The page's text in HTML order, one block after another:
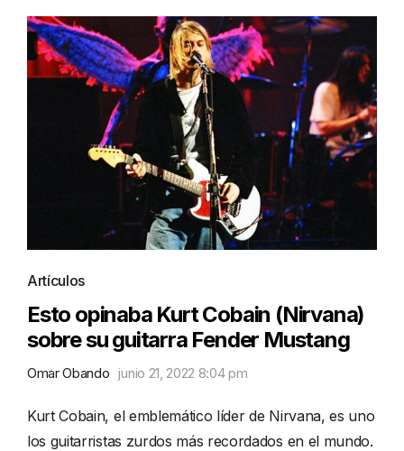
Artículos
Esto opinaba Kurt Cobain (Nirvana)
sobre su guitarra Fender Mustang
Omar Obando junio 21, 2022 8:04 pm
Kurt Cobain, el emblemático líder de Nirvana, es uno
los guitarristas zurdos más recordados en el mundo.